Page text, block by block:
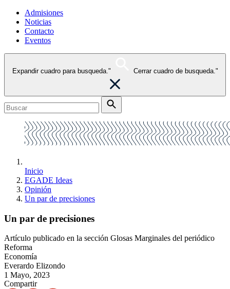
Admisiones
Noticias
Contacto
Eventos
Expandir cuadro para busqueda." Cerrar cuadro de busqueda."
Inicio
EGADE Ideas
Opinión
Un par de precisiones
Un par de precisiones
Artículo publicado en la sección Glosas Marginales del periódico
Reforma
Economía
Everardo Elizondo
1 Mayo, 2023
Compartir